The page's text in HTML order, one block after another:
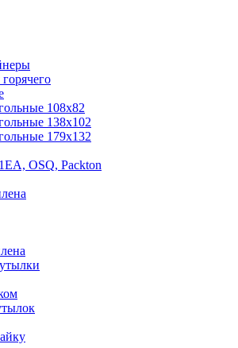
108х82
138х102
179х132
OSQ, Packton